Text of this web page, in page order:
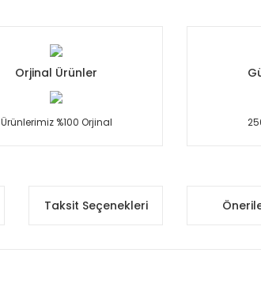
Orjinal Ürünler
Ürünlerimiz %100 Orjinal
Taksit Seçenekleri